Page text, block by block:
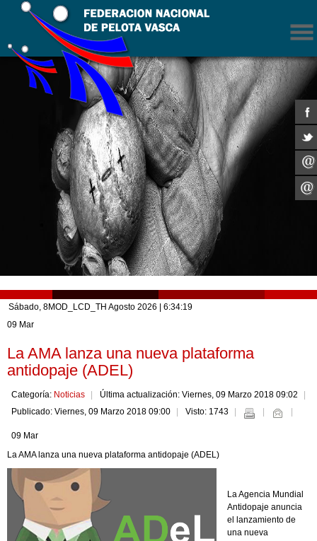
Sábado, 8MOD_LCD_TH Agosto 2026 | 6:34:19
09 Mar
La AMA lanza una nueva plataforma
antidopaje (ADEL)
Categoría: Noticias
Última actualización: Viernes, 09 Marzo 2018 09:02
Publicado: Viernes, 09 Marzo 2018 09:00
Visto: 1743
09 Mar
La AMA lanza una nueva plataforma antidopaje (ADEL)
La Agencia Mundial
Antidopaje anuncia
el lanzamiento de
una nueva